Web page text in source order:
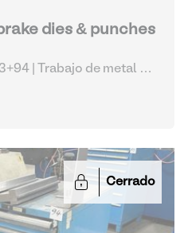
dies & punches
Cerrado